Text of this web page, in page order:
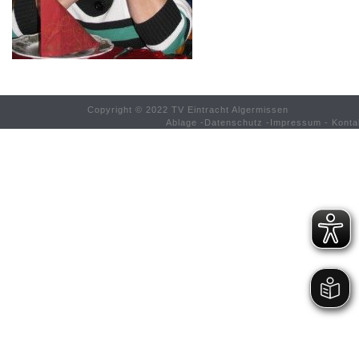
Copyright © 2022 TV Eintracht Algermissen
Ablage - Datenschutz - Impressum -